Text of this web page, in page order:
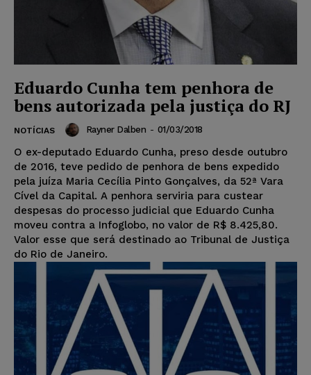
Eduardo Cunha tem penhora de
bens autorizada pela justiça do RJ
NOTÍCIAS Rayner Dalben - 01/03/2018
O ex-deputado Eduardo Cunha, preso desde outubro
de 2016, teve pedido de penhora de bens expedido
pela juíza Maria Cecília Pinto Gonçalves, da 52ª Vara
Cível da Capital. A penhora serviria para custear
despesas do processo judicial que Eduardo Cunha
moveu contra a Infoglobo, no valor de R$ 8.425,80.
Valor esse que será destinado ao Tribunal de Justiça
do Rio de Janeiro.